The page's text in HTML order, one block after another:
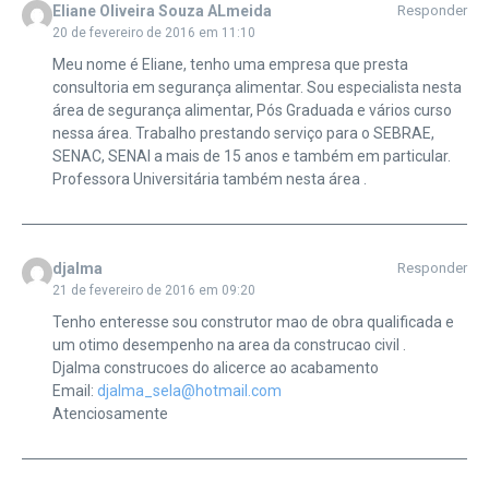
Eliane Oliveira Souza ALmeida
20 de fevereiro de 2016 em 11:10
Responder
Meu nome é Eliane, tenho uma empresa que presta
consultoria em segurança alimentar. Sou especialista nesta
área de segurança alimentar, Pós Graduada e vários curso
nessa área. Trabalho prestando serviço para o SEBRAE,
SENAC, SENAI a mais de 15 anos e também em particular.
Professora Universitária também nesta área .
djalma
21 de fevereiro de 2016 em 09:20
Responder
Tenho enteresse sou construtor mao de obra qualificada e
um otimo desempenho na area da construcao civil .
Djalma construcoes do alicerce ao acabamento
Email: djalma_sela@hotmail.com
Atenciosamente